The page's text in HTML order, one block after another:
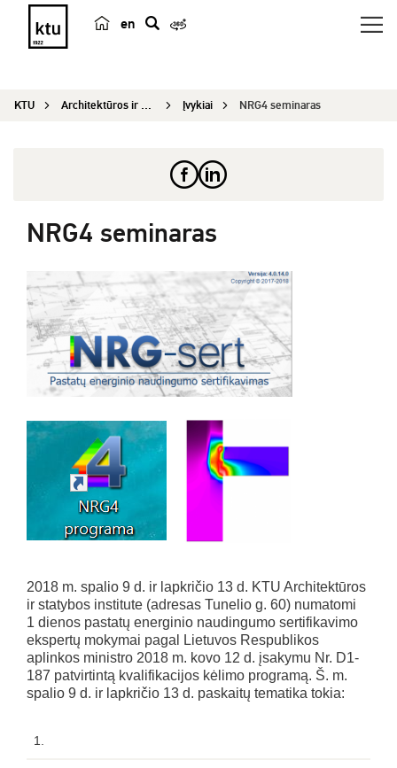
en
e
KTU Architektūros ir statybos institutas Įvykiai NRG4 seminaras
NRG4 seminaras
2018 m. spalio 9 d. ir lapkričio 13 d. KTU Architektūros
ir statybos institute (adresas Tunelio g. 60) numatomi
1 dienos pastatų energinio naudingumo sertifikavimo
ekspertų mokymai pagal Lietuvos Respublikos
aplinkos ministro 2018 m. kovo 12 d. įsakymu Nr. D1-
187 patvirtintą kvalifikacijos kėlimo programą. Š. m.
spalio 9 d. ir lapkričio 13 d. paskaitų tematika tokia:
1.